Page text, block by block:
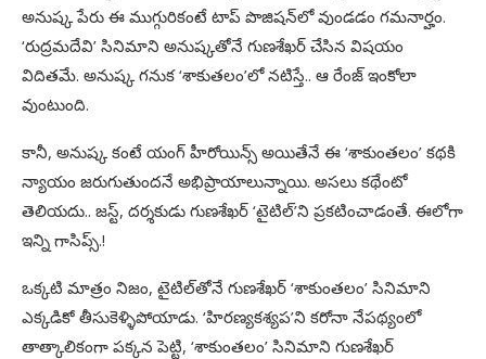
అనుష్క పేరు ఈ ముగ్గురికంటే టాప్‌ పొజిషన్‌లో వుండడం గమనార్హం.
‘రుద్రమదేవి’ సినిమాని అనుష్కతోనే గుణశేఖర్‌ చేసిన విషయం
విదితమే. అనుష్క గనుక ‘శాకుతలం’లో నటిస్తే.. ఆ రేంజ్‌ ఇంకోలా
వుంటుంది.
కానీ, అనుష్క కంటే యంగ్‌ హీరోయిన్స్‌ అయితేనే ఈ ‘శాకుంతలం’ కథకి
న్యాయం జరుగుతుందనే అభిప్రాయాలున్నాయి. అసలు కథేంటో
తెలియదు.. జస్ట్‌, దర్శకుడు గుణశేఖర్‌ ‘టైటిల్‌’ని ప్రకటించాడంతే. ఈలోగా
ఇన్ని గాసిప్స్‌.!
ఒక్కటి మాత్రం నిజం, టైటిల్‌తోనే గుణశేఖర్‌ ‘శాకుంతలం’ సినిమాని
ఎక్కడికో తీసుకెళ్ళిపోయాడు. ‘హిరణ్యకశ్యప’ని కరోనా నేపథ్యంలో
తాత్కాలికంగా పక్కన పెట్టి, ‘శాకుంతలం’ సినిమాని గుణశేఖర్‌